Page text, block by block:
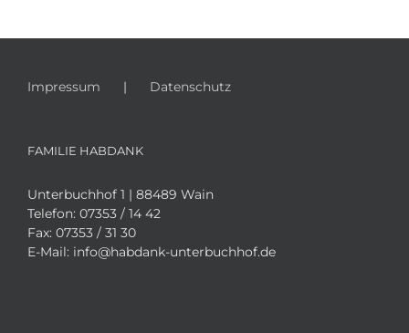
Impressum Datenschutz
FAMILIE HABDANK
Unterbuchhof 1 | 88489 Wain
Telefon: 07353 / 14 42
Fax: 07353 / 31 30
E-Mail: info@habdank-unterbuchhof.de